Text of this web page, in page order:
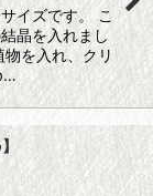
イズです。 こ
晶を入れまし
物を入れ、クリ